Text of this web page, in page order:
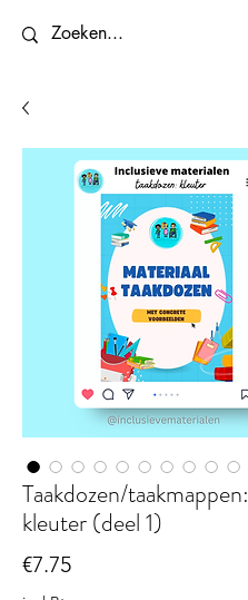
Taakdozen/taakmappen:
kleuter (deel 1)
€7.75Prijs